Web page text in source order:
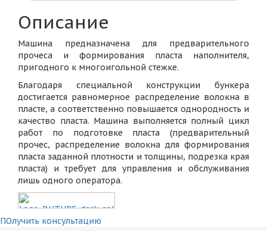
Описание
Машина предназначена для предварительного
прочеса и формирования пласта наполнителя,
пригодного к многоигольной стежке.
Благодаря специальной конструкции бункера
достигается равномерное распределение волокна в
пласте, а соответственно повышается однородность и
качество пласта. Машина выполняется полный цикл
работ по подготовке пласта (предварительный
прочес, распределение волокна для формирования
пласта заданной плотности и толщины, подрезка края
пласта) и требует для управления и обслуживания
лишь одного оператора.
ПОлучить консультацию